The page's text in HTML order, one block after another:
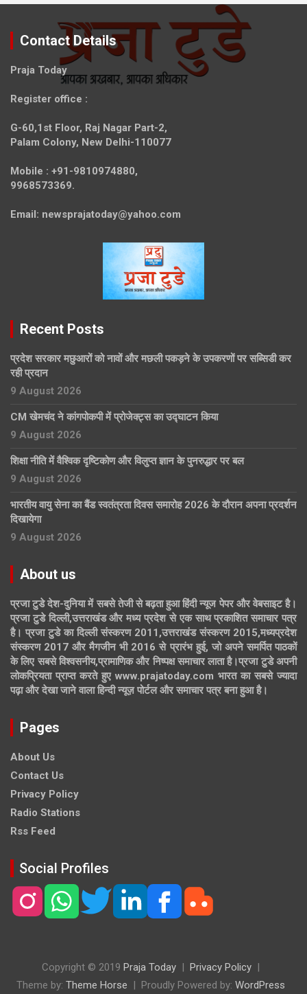
Contact Details
Praja Today
Register office :
G-60,1st Floor, Raj Nagar Part-2,
Palam Colony, New Delhi-110077
Mobile : +91-9810974880,
9968573369.
Email: newsprajatoday@yahoo.com
Recent Posts
प्रदेश सरकार मछुआरों को नावों और मछली पकड़ने के उपकरणों पर सब्सिडी कर
रही प्रदान
9 August 2026
CM खेमचंद ने कांगपोकपी में प्रोजेक्ट्स का उद्घाटन किया
9 August 2026
शिक्षा नीति में वैश्विक दृष्टिकोण और विलुप्त ज्ञान के पुनरुद्धार पर बल
9 August 2026
भारतीय वायु सेना का बैंड स्वतंत्रता दिवस समारोह 2026 के दौरान अपना प्रदर्शन
दिखायेगा
9 August 2026
About us
प्रजा टुडे देश-दुनिया में सबसे तेजी से बढ़ता हुआ हिंदी न्यूज पेपर और वेबसाइट है।
प्रजा टुडे दिल्ली,उत्तराखंड और मध्य प्रदेश से एक साथ प्रकाशित समाचार पत्र
है। प्रजा टुडे का दिल्ली संस्करण 2011,उत्तराखंड संस्करण 2015,मध्यप्रदेश
संस्करण 2017 और मैगजीन भी 2016 से प्रारंभ हुई, जो अपने समर्पित पाठकों
के लिए सबसे विश्वसनीय,प्रामाणिक और निष्पक्ष समाचार लाता है।प्रजा टुडे अपनी
लोकप्रियता प्राप्त करते हुए www.prajatoday.com भारत का सबसे ज्यादा
पढ़ा और देखा जाने वाला हिन्दी न्यूज़ पोर्टल और समाचार पत्र बना हुआ है।
Pages
About Us
Contact Us
Privacy Policy
Radio Stations
Rss Feed
Social Profiles
Copyright © 2019 Praja Today
Privacy Policy
Theme by: Theme Horse Proudly Powered by: WordPress